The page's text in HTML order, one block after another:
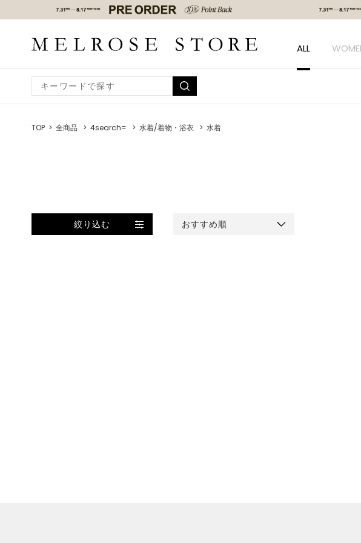
ALL
TOP 全商品 4search= 水着/着物・浴衣 水着
絞り込む おすすめ順